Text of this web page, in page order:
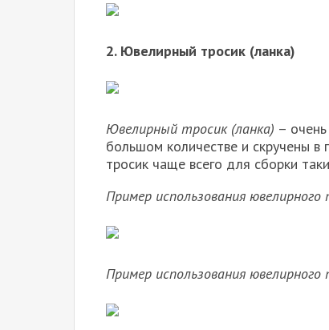
2. Ювелирный тросик (ланка)
Ювелирный тросик (ланка) –
большом количестве и скручены в
тросик чаще всего для сборки
Пример использования ювелирного
Пример использования